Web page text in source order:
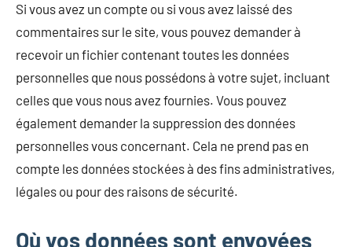
Si vous avez un compte ou si vous avez laissé des
commentaires sur le site, vous pouvez demander à
recevoir un fichier contenant toutes les données
personnelles que nous possédons à votre sujet, incluant
celles que vous nous avez fournies. Vous pouvez
également demander la suppression des données
personnelles vous concernant. Cela ne prend pas en
compte les données stockées à des fins administratives,
légales ou pour des raisons de sécurité.
Où vos données sont envoyées